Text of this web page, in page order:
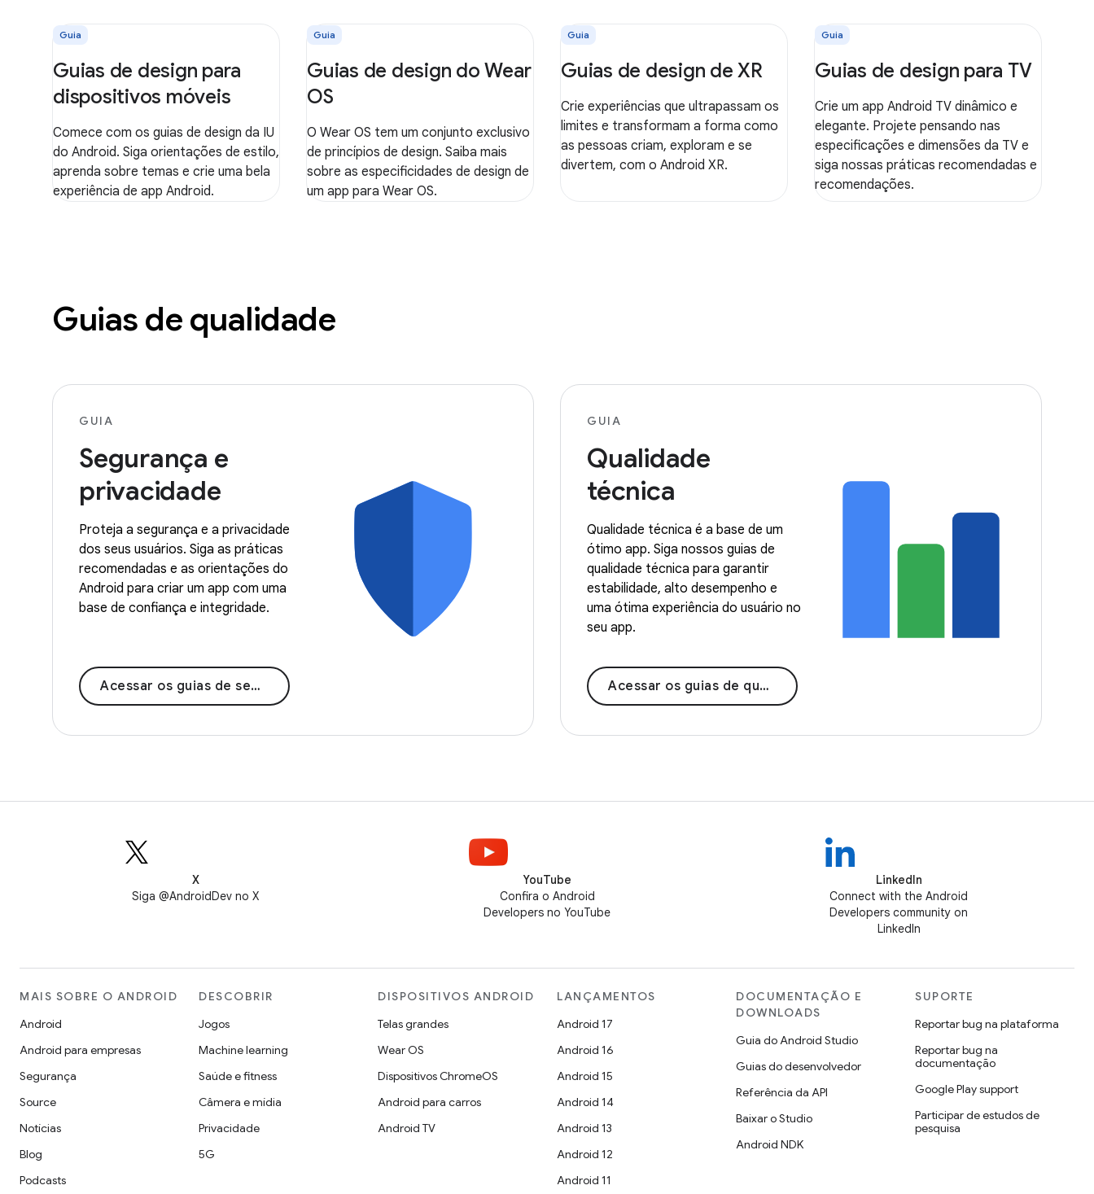
Guia
Guias de design para
dispositivos móveis
Comece com os guias de design da IU
do Android. Siga orientações de estilo,
aprenda sobre temas e crie uma bela
experiência de app Android.
Guia
Guias de design do Wear
OS
O Wear OS tem um conjunto exclusivo
de princípios de design. Saiba mais
sobre as especificidades de design de
um app para Wear OS.
Guia
Guias de design de XR
Crie experiências que ultrapassam os
limites e transformam a forma como
as pessoas criam, exploram e se
divertem, com o Android XR.
Guia
Guias de design para TV
Crie um app Android TV dinâmico e
elegante. Projete pensando nas
especificações e dimensões da TV e
siga nossas práticas recomendadas e
recomendações.
Guias de qualidade
GUIA
Segurança e
privacidade
Proteja a segurança e a privacidade
dos seus usuários. Siga as práticas
recomendadas e as orientações do
Android para criar um app com uma
base de confiança e integridade.
Acessar os guias de segurança
GUIA
Qualidade
técnica
Qualidade técnica é a base de um
ótimo app. Siga nossos guias de
qualidade técnica para garantir
estabilidade, alto desempenho e
uma ótima experiência do usuário no
seu app.
Acessar os guias de qualidade
X
Siga @AndroidDev no X
YouTube
Confira o Android
Developers no YouTube
LinkedIn
Connect with the Android
Developers community on
LinkedIn
MAIS SOBRE O ANDROID
Android
Android para empresas
Segurança
Source
Notícias
Blog
Podcasts
DESCOBRIR
Jogos
Machine learning
Saúde e fitness
Câmera e mídia
Privacidade
5G
DISPOSITIVOS ANDROID
Telas grandes
Wear OS
Dispositivos ChromeOS
Android para carros
Android TV
LANÇAMENTOS
Android 17
Android 16
Android 15
Android 14
Android 13
Android 12
Android 11
DOCUMENTAÇÃO E
DOWNLOADS
Guia do Android Studio
Guias do desenvolvedor
Referência da API
Baixar o Studio
Android NDK
SUPORTE
Reportar bug na plataforma
Reportar bug na
documentação
Google Play support
Participar de estudos de
pesquisa